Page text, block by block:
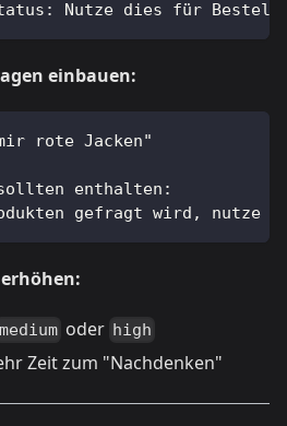
Nutze dies für
einbauen:
rote Jacken"
enthalten:
gefragt wird, nutze
medium oder high
Zeit zum "Nachdenken"